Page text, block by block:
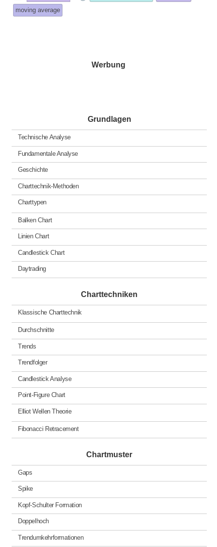
entry
was
moving average
Werbung
Grundlagen
Technische Analyse
Fundamentale Analyse
Geschichte
Charttechnik-Methoden
Charttypen
Balken Chart
Linien Chart
Candlestick Chart
Daytrading
Charttechniken
Klassische Charttechnik
Durchschnitte
Trends
Trendfolger
Candlestick Analyse
Point-Figure Chart
Elliot Wellen Theorie
Fibonacci Retracement
Chartmuster
Gaps
Spike
Kopf-Schulter Formation
Doppelhoch
Trendumkehrformationen